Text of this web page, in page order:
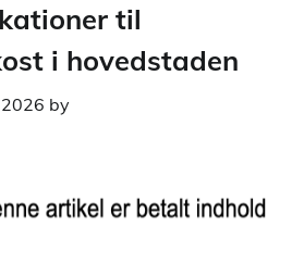
til
i hovedstaden
by